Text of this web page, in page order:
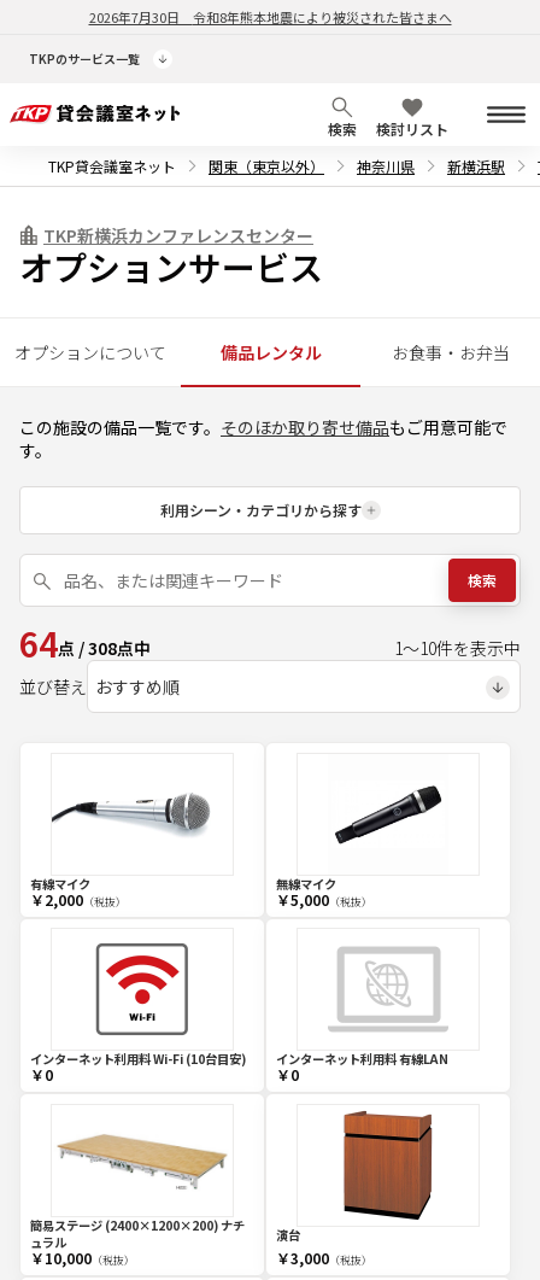
2026年7月30日 令和8年熊本地震により被災された皆さまへ
TKPのサービス一覧
検索
検討リスト
TKP貸会議室ネット
関東（東京以外） 神奈川県 新横浜駅
TKP新横浜カンファレンスセンター
オプションサービス
オプションについて 備品レンタル お食事・お弁当
この施設の備品一覧です。 そのほか取り寄せ備品もご用意可能で
す。
利用シーン・カテゴリから探す
検索
64点 /308点中 1～10件を表示中
並び替え
有線マイク
￥2,000（税抜）
無線マイク
￥5,000（税抜）
インターネット利用料 Wi-Fi (10台目安)
￥0
インターネット利用料 有線LAN
￥0
簡易ステージ (2400×1200×200) ナチ
ュラル
￥10,000（税抜）
演台
￥3,000（税抜）